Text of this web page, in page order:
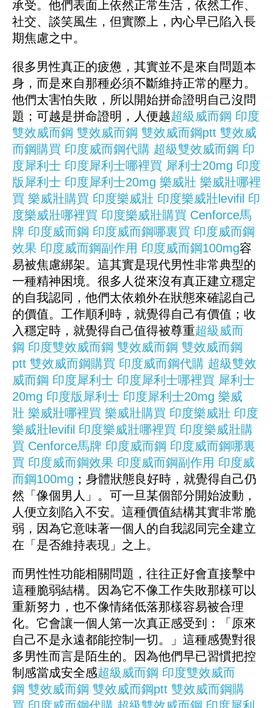
承受。他們表面上依然正常生活，依然工作、
社交、談笑風生，但實際上，內心早已陷入長
期焦慮之中。
很多男性真正的疲憊，其實並不是來自問題本
身，而是來自那種必須不斷維持正常的壓力。
他們太害怕失敗，所以開始拼命證明自己沒問
題；可越是拼命證明，人便越超級威而鋼 印度
雙效威而鋼 雙效威而鋼 雙效威而鋼ptt 雙效威
而鋼購買 印度威而鋼代購 超級雙效威而鋼 印
度犀利士 印度犀利士哪裡買 犀利士20mg 印度
版犀利士 印度犀利士20mg 樂威壯 樂威壯哪裡
買 樂威壯購買 印度樂威壯 印度樂威壯levifil 印
度樂威壯哪裡買 印度樂威壯購買 Cenforce馬
牌 印度威而鋼 印度威而鋼哪裏買 印度威而鋼
效果 印度威而鋼副作用 印度威而鋼100mg容
易被焦慮綁架。這其實是現代男性非常典型的
一種精神困境。很多人從來沒有真正建立穩定
的自我認同，他們太依賴外在狀態來確認自己
的價值。工作順利時，就覺得自己有價值；收
入穩定時，就覺得自己值得被尊重超級威而
鋼 印度雙效威而鋼 雙效威而鋼 雙效威而鋼
ptt 雙效威而鋼購買 印度威而鋼代購 超級雙效
威而鋼 印度犀利士 印度犀利士哪裡買 犀利士
20mg 印度版犀利士 印度犀利士20mg 樂威
壯 樂威壯哪裡買 樂威壯購買 印度樂威壯 印度
樂威壯levifil 印度樂威壯哪裡買 印度樂威壯購
買 Cenforce馬牌 印度威而鋼 印度威而鋼哪裏
買 印度威而鋼效果 印度威而鋼副作用 印度威
而鋼100mg ；身體狀態良好時，就覺得自己仍
然「像個男人」。可一旦某個部分開始波動，
人便立刻陷入不安。這種價值結構其實非常脆
弱，因為它意味著一個人的自我認同完全建立
在「是否維持表現」之上。
而男性性功能相關問題，往往正好會直接擊中
這種脆弱結構。因為它不像工作失敗那樣可以
重新努力，也不像情緒低落那樣容易被合理
化。它會讓一個人第一次真正感受到：「原來
自己不是永遠都能控制一切。」這種感覺對很
多男性而言是陌生的。因為他們早已習慣把控
制感當成安全感超級威而鋼 印度雙效威而
鋼 雙效威而鋼 雙效威而鋼ptt 雙效威而鋼購